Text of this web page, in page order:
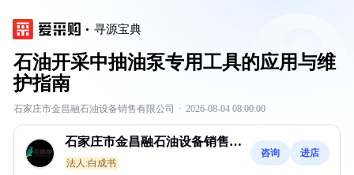
寻源宝典
石油开采中抽油泵专用工具的应用与维
护指南
石家庄市金昌融石油设备销售有限公司 · 2026-08-04 08:00:00
石家庄市金昌融石油设备销售有
限公司
法人:白成书
咨询 进店